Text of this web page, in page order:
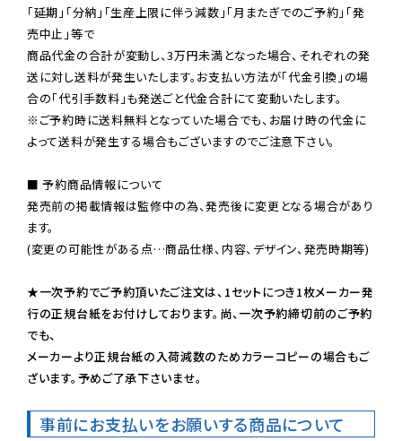
「延期」「分納」「生産上限に伴う減数」「月またぎでのご予約」「発
売中止」等で
商品代金の合計が変動し、3万円未満となった場合、それぞれの発
送に対し送料が発生いたします。お支払い方法が「代金引換」の場
※ご予約時に送料無料となっていた場合でも、お届け時の代金に
よって送料が発生する場合もございますのでご注意下さい。
■ 予約商品情報について
発売前の掲載情報は監修中の為、発売後に変更となる場合があり
ます。
(変更の可能性がある点…商品仕様、内容、デザイン、発売時期等)
★一次予約でご予約頂いたご注文は、1セットにつき1枚メーカー発
行の正規台紙をお付けしております。尚、一次予約締切前のご予約
でも、
メーカーより正規台紙の入荷減数のためカラーコピーの場合もご
ざいます。予めご了承下さいませ。
事前にお支払いをお願いする商品について